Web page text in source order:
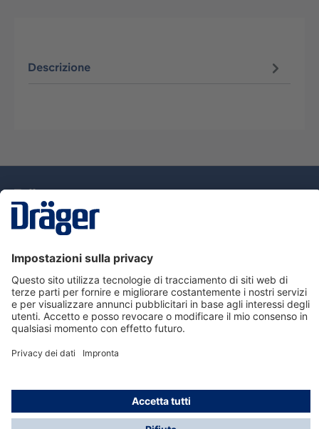
Descrizione
Assistenza
Informazioni su Dräger
Informazioni
* Tutti i prezzi escl. IVA più spese di spedizione ed